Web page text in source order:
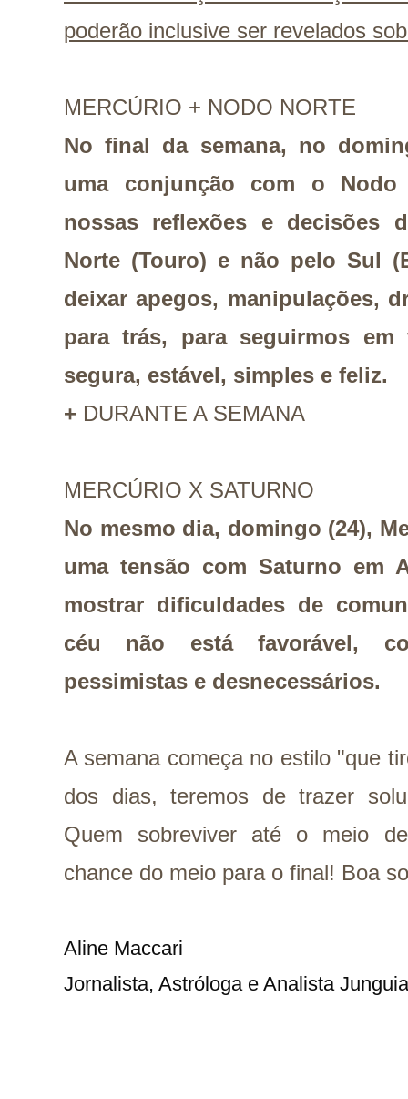
poderão inclusive ser revelados
MERCÚRIO + NODO NORTE
No final da semana, no
uma conjunção com o
nossas reflexões e decisões
Norte (Touro) e não pelo Sul
deixar apegos, manipulações,
para trás, para seguirmos em
segura, estável, simples e feliz.
+ DURANTE A SEMANA
MERCÚRIO X SATURNO
No mesmo dia, domingo (24),
uma tensão com Saturno em
mostrar dificuldades de
céu não está favorável,
pessimistas e desnecessários.
A semana começa no estilo "que
dos dias, teremos de trazer
Quem sobreviver até o meio
chance do meio para o final! Boa
Aline Maccari
Jornalista, Astróloga e Analista